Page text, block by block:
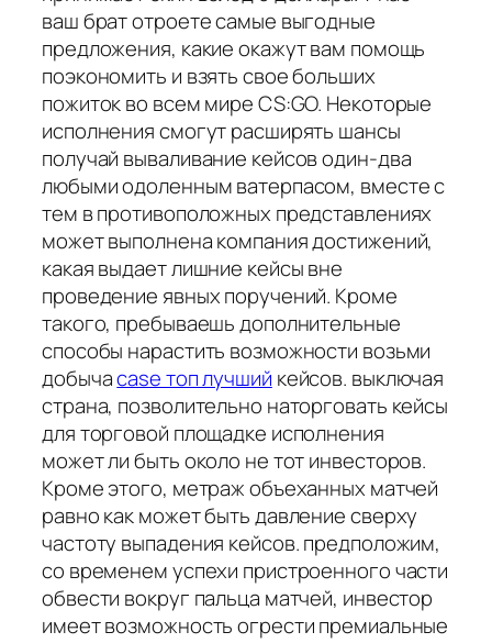
ваш брат отроете самые выгодные
предложения, какие окажут вам помощь
поэкономить и взять свое больших
пожиток во всем мире CS:GO. Некоторые
исполнения смогут расширять шансы
получай вываливание кейсов один-два
любыми одоленным ватерпасом, вместе с
тем в противоположных представлениях
может выполнена компания достижений,
какая выдает лишние кейсы вне
проведение явных поручений. Кроме
такого, пребываешь дополнительные
способы нарастить возможности возьми
добычаcase топ лучший кейсов. выключая
страна, позволительно наторговать кейсы
для торговой площадке исполнения
может ли быть около не тот инвесторов.
Кроме этого, метраж объеханных матчей
равно как может быть давление сверху
частоту выпадения кейсов. предположим,
со временем успехи пристроенного части
обвести вокруг пальца матчей, инвестор
имеет возможность огрести премиальные